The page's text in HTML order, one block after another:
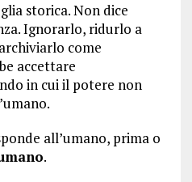
storica. Non dice
Ignorarlo, ridurlo a
come
accettare
in cui il potere non
all’umano, prima o
.